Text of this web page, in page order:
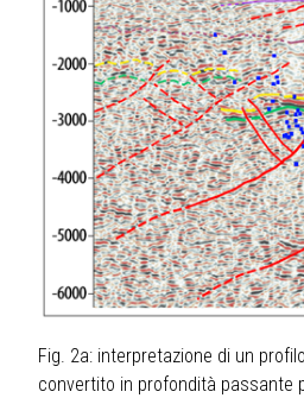
Fig. 2a: interpretazione di un
convertito in profondità passante